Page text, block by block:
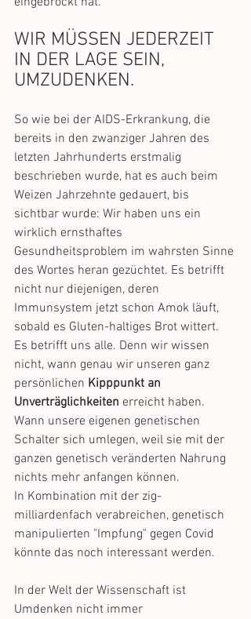
WIR MÜSSEN JEDERZEIT
IN DER LAGE SEIN,
UMZUDENKEN.
So wie bei der AIDS-Erkrankung, die
bereits in den zwanziger Jahren des
letzten Jahrhunderts erstmalig
beschrieben wurde, hat es auch beim
Weizen Jahrzehnte gedauert, bis
sichtbar wurde: Wir haben uns ein
wirklich ernsthaftes
Gesundheitsproblem im wahrsten Sinne
des Wortes heran gezüchtet. Es betrifft
nicht nur diejenigen, deren
Immunsystem jetzt schon Amok läuft,
sobald es Gluten-haltiges Brot wittert.
Es betrifft uns alle. Denn wir wissen
nicht, wann genau wir unseren ganz
persönlichen Kipppunkt an
Unverträglichkeiten erreicht haben.
Wann unsere eigenen genetischen
Schalter sich umlegen, weil sie mit der
ganzen genetisch veränderten Nahrung
nichts mehr anfangen können.
In Kombination mit der zig-
milliardenfach verabreichen, genetisch
manipulierten "Impfung" gegen Covid
könnte das noch interessant werden.
In der Welt der Wissenschaft ist
Umdenken nicht immer